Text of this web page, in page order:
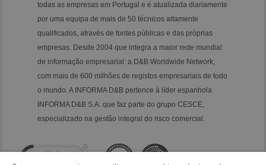
todas as empresas em Portugal e é atualizada diariamente
por uma equipa de mais de 50 técnicos altamente
qualificados, através de fontes públicas e das próprias
empresas. Desde 2004 que integra a maior rede mundial
de informação empresarial: a D&B Worldwide Network,
com mais de 600 milhões de registos empresariais de todo
o mundo. A INFORMA D&B pertence à líder espanhola
INFORMA D&B S.A. que faz parte do grupo CESCE,
especializado na gestão integral do risco comercial.